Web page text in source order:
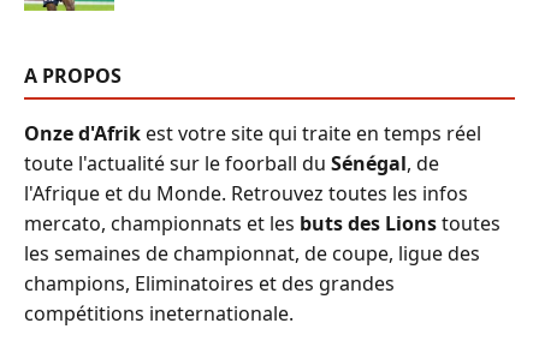
A PROPOS
Onze d'Afrikest votre site qui traite en temps réel
toute l'actualité sur le foorball du Sénégal, de
l'Afrique et du Monde. Retrouvez toutes les infos
mercato, championnats et les buts des Lionstoutes
les semaines de championnat, de coupe, ligue des
champions, Eliminatoires et des grandes
compétitions ineternationale.